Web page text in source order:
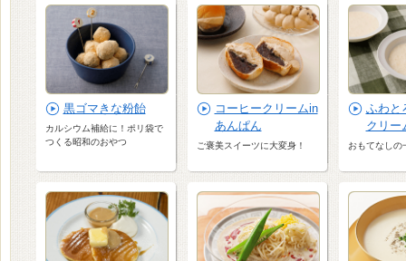
黒ゴマきな粉飴
カルシウム補給に！ポリ袋で
つくる昭和のおやつ
コーヒークリームin
あんぱん
ご褒美スイーツに大変身！
ふわと
クリー
おもてなしの